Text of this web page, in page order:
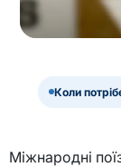
Коли
Міжнародні